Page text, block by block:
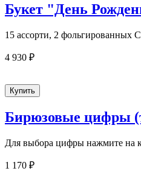
Букет "День
15 ассорти, 2 фольгированных
4 930 ₽
Бирюзовые цифры
Для выбора цифры нажмите на
1 170 ₽